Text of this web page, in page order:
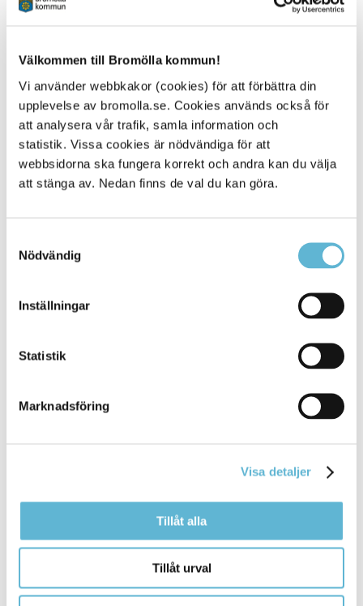
Välkommen till Bromölla kommun!
Vi använder webbkakor (cookies) för att förbättra din
upplevelse av bromolla.se. Cookies används också för
att analysera vår trafik, samla information och
statistik. Vissa cookies är nödvändiga för att
webbsidorna ska fungera korrekt och andra kan du välja
att stänga av. Nedan finns de val du kan göra.
Nödvändig
Inställningar
Statistik
Marknadsföring
Visa detaljer
Tillåt alla
Tillåt urval
Gäller din fråga ekonomiskt bistånd till begravning?
Mer information
På begravningssidan.se hittar du mängder av
frågor och svar samt djupgående guider med
information och tips!
Ärvdabalk (1958:637)
Kajin Amedi
Socialsekreterare
kajin.amedi@bromolla.se
Måndag, onsdag, fredag: 10.00-11.00. Tisdag,